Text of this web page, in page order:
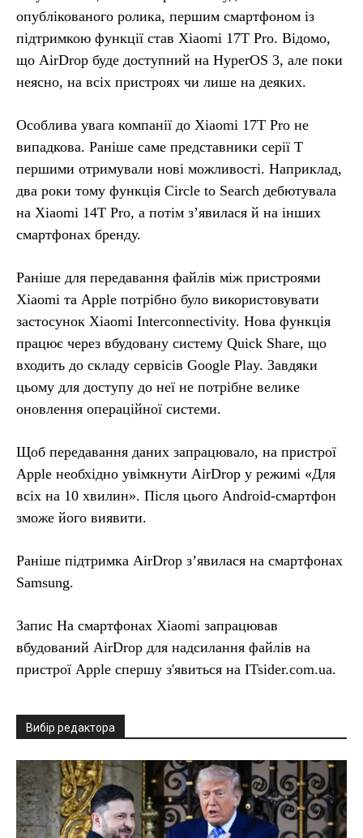
опублікованого ролика, першим смартфоном із
підтримкою функції став Xiaomi 17T Pro. Відомо,
що AirDrop буде доступний на HyperOS 3, але поки
неясно, на всіх пристроях чи лише на деяких.
Особлива увага компанії до Xiaomi 17T Pro не
випадкова. Раніше саме представники серії T
першими отримували нові можливості. Наприклад,
два роки тому функція Circle to Search дебютувала
на Xiaomi 14T Pro, а потім з’явилася й на інших
смартфонах бренду.
Раніше для передавання файлів між пристроями
Xiaomi та Apple потрібно було використовувати
застосунок Xiaomi Interconnectivity. Нова функція
працює через вбудовану систему Quick Share, що
входить до складу сервісів Google Play. Завдяки
цьому для доступу до неї не потрібне велике
оновлення операційної системи.
Щоб передавання даних запрацювало, на пристрої
Apple необхідно увімкнути AirDrop у режимі «Для
всіх на 10 хвилин». Після цього Android-смартфон
зможе його виявити.
Раніше підтримка AirDrop з’явилася на смартфонах
Samsung.
Запис На смартфонах Xiaomi запрацював
вбудований AirDrop для надсилання файлів на
пристрої Apple спершу з'явиться на ITsider.com.ua.
Вибір редактора